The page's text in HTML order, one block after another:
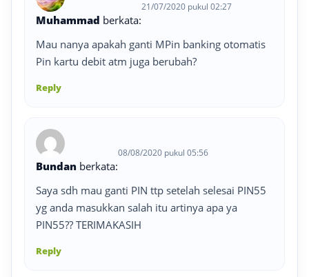
Muhammad berkata:
21/07/2020 pukul 02:27
Mau nanya apakah ganti MPin banking otomatis
Pin kartu debit atm juga berubah?
Reply
Bundan berkata:
08/08/2020 pukul 05:56
Saya sdh mau ganti PIN ttp setelah selesai PIN55
yg anda masukkan salah itu artinya apa ya
PIN55?? TERIMAKASIH
Reply